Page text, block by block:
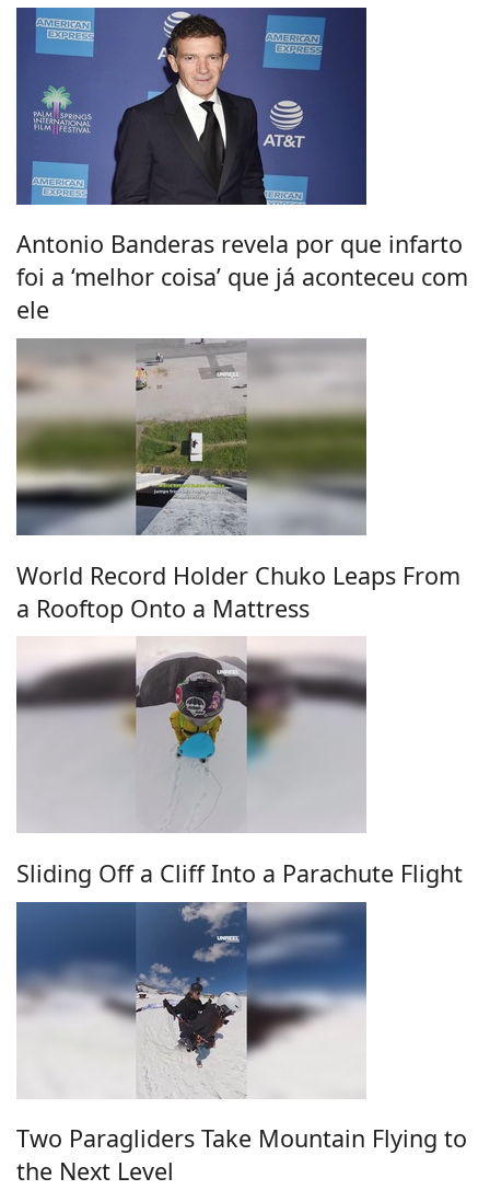
Antonio Banderas revela por que infarto
foi a ‘melhor coisa’ que já aconteceu com
ele
World Record Holder Chuko Leaps From
a Rooftop Onto a Mattress
Sliding Off a Cliff Into a Parachute Flight
Two Paragliders Take Mountain Flying to
the Next Level